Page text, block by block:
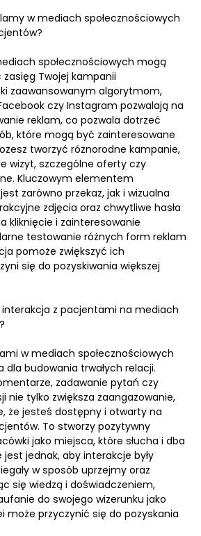
w mediach społecznościowych
społecznościowych mogą
Twojej kampanii
zaawansowanym algorytmom,
czy Instagram pozwalają na
reklam, co pozwala dotrzeć
które mogą być zainteresowane
tworzyć różnorodne kampanie,
wizyt, szczególne oferty czy
Kluczowym elementem
zarówno przekaz, jak i wizualna
zdjęcia oraz chwytliwe hasła
kliknięcie i zainteresowanie
testowanie różnych form reklam
pomoże zwiększyć ich
się do pozyskiwania większej
z pacjentami na mediach
w mediach społecznościowych
dla budowania trwałych relacji.
zadawanie pytań czy
nie tylko zwiększa zaangażowanie,
że jesteś dostępny i otwarty na
To stworzy pozytywny
jako miejsca, które słucha i dba
jednak, aby interakcje były
w sposób uprzejmy oraz
się wiedzą i doświadczeniem,
do swojego wizerunku jako
może przyczynić się do pozyskania